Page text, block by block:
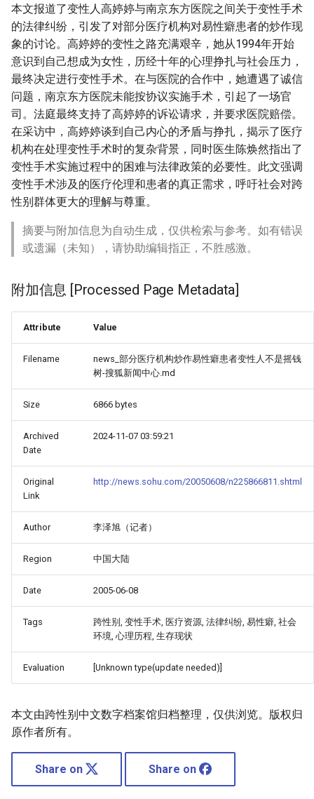
本文报道了变性人高婷婷与南京东方医院之间关于变性手术
的法律纠纷，引发了对部分医疗机构对易性癖患者的炒作现
象的讨论。高婷婷的变性之路充满艰辛，她从1994年开始
意识到自己想成为女性，历经十年的心理挣扎与社会压力，
最终决定进行变性手术。在与医院的合作中，她遭遇了诚信
问题，南京东方医院未能按协议实施手术，引起了一场官
司。法庭最终支持了高婷婷的诉讼请求，并要求医院赔偿。
在采访中，高婷婷谈到自己内心的矛盾与挣扎，揭示了医疗
机构在处理变性手术时的复杂背景，同时医生陈焕然指出了
变性手术实施过程中的困难与法律政策的必要性。此文强调
变性手术涉及的医疗伦理和患者的真正需求，呼吁社会对跨
性别群体更大的理解与尊重。
摘要与附加信息为自动生成，仅供检索与参考。如有错误
或遗漏（未知），请协助编辑指正，不胜感激。
附加信息 [Processed Page Metadata]
Attribute Value
Filename
news_部分医疗机构炒作易性癖患者变性人不是摇钱
树-搜狐新闻中心.md
Size 6866 bytes
Archived
Date
2024-11-07 03:59:21
Original
Link
http://news.sohu.com/20050608/n225866811.shtml
Author 李泽旭（记者）
Region 中国大陆
Date 2005-06-08
Tags
跨性别, 变性手术, 医疗资源, 法律纠纷, 易性癖, 社会
环境, 心理历程, 生存现状
Evaluation [Unknown type(update needed)]
本文由跨性别中文数字档案馆归档整理，仅供浏览。版权归
原作者所有。
Share on Share on